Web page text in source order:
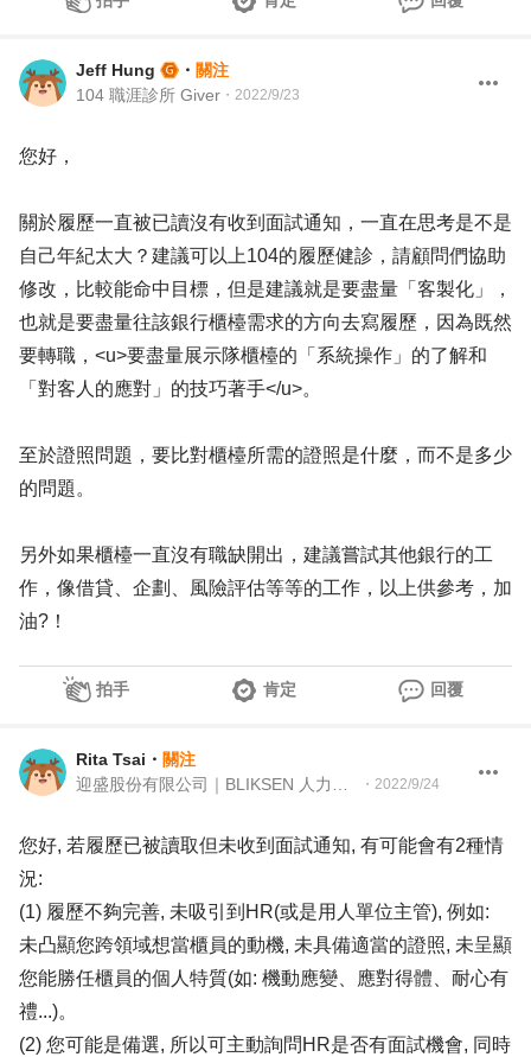
Jeff Hung ・ 關注
104 職涯診所 Giver ・ 2022/9/23
您好，
關於履歷一直被已讀沒有收到面試通知，一直在思考是不是
自己年紀太大？建議可以上104的履歷健診，請顧問們協助
修改，比較能命中目標，但是建議就是要盡量「客製化」，
也就是要盡量往該銀行櫃檯需求的方向去寫履歷，因為既然
要轉職，<u>要盡量展示隊櫃檯的「系統操作」的了解和
「對客人的應對」的技巧著手</u>。
至於證照問題，要比對櫃檯所需的證照是什麼，而不是多少
的問題。
另外如果櫃檯一直沒有職缺開出，建議嘗試其他銀行的工
作，像借貸、企劃、風險評估等等的工作，以上供參考，加
油?！
拍手 肯定 回覆
Rita Tsai ・ 關注
・ 2022/9/24
您好, 若履歷已被讀取但未收到面試通知, 有可能會有2種情
況:
(1) 履歷不夠完善, 未吸引到HR(或是用人單位主管), 例如:
未凸顯您跨領域想當櫃員的動機, 未具備適當的證照, 未呈顯
您能勝任櫃員的個人特質(如: 機動應變、應對得體、耐心有
禮...)。
(2) 您可能是備選, 所以可主動詢問HR是否有面試機會, 同時